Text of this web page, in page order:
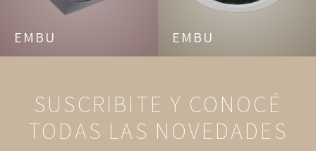
EMBU EMBU
SUSCRIBITE Y CONOCÉ
TODAS LAS NOVEDADES